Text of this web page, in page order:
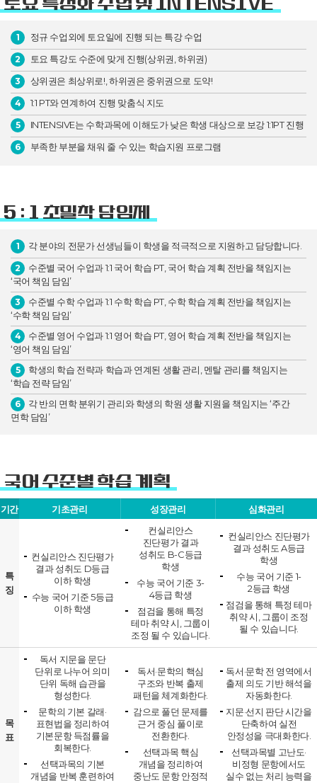
1 정규 수업외에 토요일에 진행 되는 특강 수업
2 토요 특강도 수준에 맞게 진행(상위권, 하위권)
3 상위권은 최상위로!, 하위권은 중위권으로 도약!
4 1:1 PT와 연계하여 진행 맞춤식 지도
5 INTENSIVE는 수학과목에 이해도가 낮은 학생 대상으로 보강 1:1PT 진행
6 부족한 부분을 채워 줄 수 있는 학습지원 프로그램
5 : 1 초밀착 담임제
1 각 분야의 전문가 선생님들이 학생을 적극적으로 지원하고 담당합니다.
2
수준별 국어 수업과 1:1 국어 학습 PT, 국어 학습 계획 전반을 책임지는
‘국어 책임 담임’
3
수준별 수학 수업과 1:1 수학 학습 PT, 수학 학습 계획 전반을 책임지는
‘수학 책임 담임’
4
수준별 영어 수업과 1:1 영어 학습 PT, 영어 학습 계획 전반을 책임지는
‘영어 책임 담임’
5
학생의 학습 전략과 학습과 연계된 생활 관리, 멘탈 관리를 책임지는
‘학습 전략 담임’
6
각 반의 면학 분위기 관리와 학생의 학원 생활 지원을 책임지는 ‘주간
면학 담임’
국어 수준별 학습 계획
기간 기초관리 성장관리 심화관리
특
징
컨실리안스 진단평가
결과 성취도 D등급
이하 학생
수능 국어 기준 5등급
이하 학생
컨실리안스
진단평가 결과
성취도 B-C등급
학생
수능 국어 기준 3-
4등급 학생
점검을 통해 특정
테마 취약 시, 그룹이
조정 될 수 있습니다.
컨실리안스 진단평가
결과 성취도 A등급
학생
수능 국어 기준 1-
2등급 학생
점검을 통해 특정 테마
취약 시, 그룹이 조정
될 수 있습니다.
목
표
독서 지문을 문단
단위로 나누어 의미
단위 독해 습관을
형성한다.
문학의 기본 갈래·
표현법을 정리하여
기본문항 득점률을
회복한다.
선택과목의 기본
개념을 반복 훈련하여
독서·문학의 핵심
구조와 반복 출제
패턴을 체계화한다.
감으로 풀던 문제를
근거 중심 풀이로
전환한다.
선택과목 핵심
개념을 정리하여
중난도 문항 안정적
독서·문학 전 영역에서
출제 의도 기반 해석을
자동화한다.
지문·선지 판단 시간을
단축하여 실전
안정성을 극대화한다.
선택과목별 고난도·
비정형 문항에서도
실수 없는 처리 능력을